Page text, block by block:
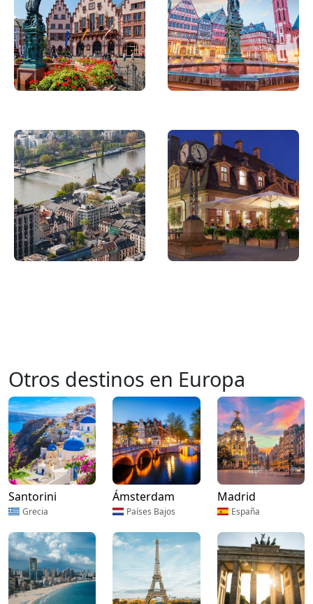
Otros destinos en Europa
Santorini
Grecia
Ámsterdam
Países Bajos
Madrid
España